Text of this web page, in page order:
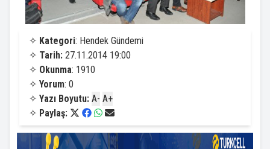
✧ Kategori: Hendek Gündemi
✧ Tarih: 27.11.2014 19:00
✧ Okunma: 1910
✧ Yorum: 0
✧ Yazı Boyutu: A- A+
✧ Paylaş: